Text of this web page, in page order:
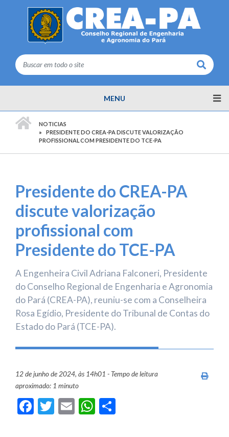
Buscar
MENU
NOTICIAS
PRESIDENTE DO CREA-PA DISCUTE VALORIZAÇÃO
PROFISSIONAL COM PRESIDENTE DO TCE-PA
Presidente do CREA-PA
discute valorização
profissional com
Presidente do TCE-PA
A Engenheira Civil Adriana Falconeri, Presidente
do Conselho Regional de Engenharia e Agronomia
do Pará (CREA-PA), reuniu-se com a Conselheira
Rosa Egídio, Presidente do Tribunal de Contas do
Estado do Pará (TCE-PA).
12 de junho de 2024, às 14h01 - Tempo de leitura
aproximado: 1 minuto
Facebook
Twitter
EmailWhatsApp